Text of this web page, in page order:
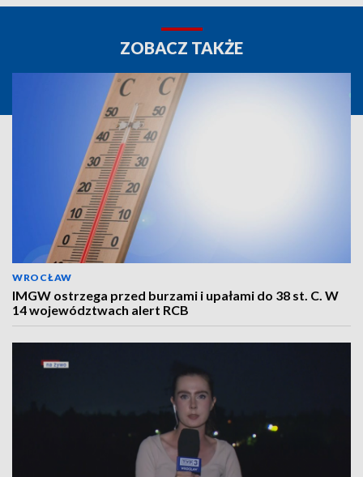
ZOBACZ TAKŻE
WROCŁAW
IMGW ostrzega przed burzami i upałami do 38 st. C. W
14 województwach alert RCB